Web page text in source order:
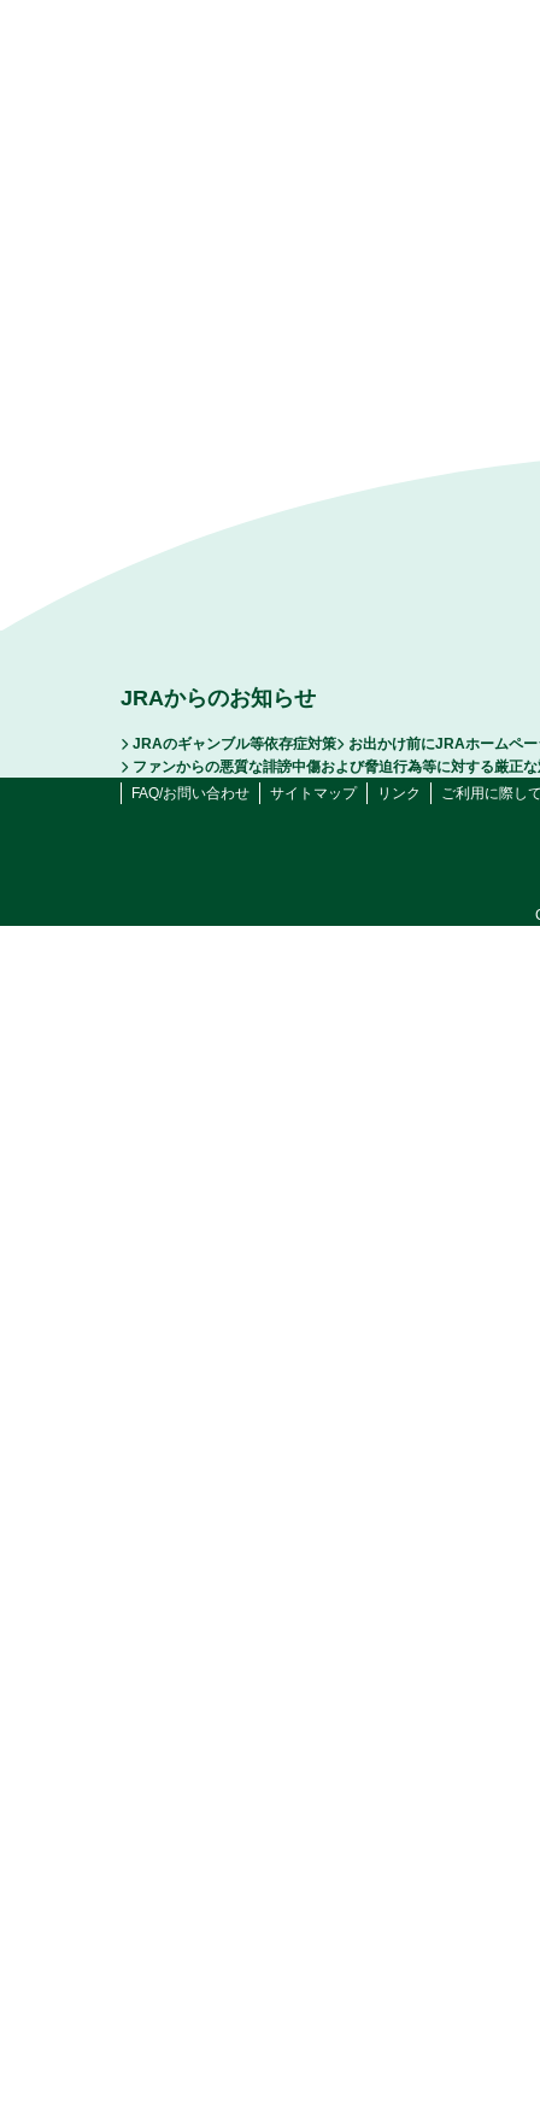
JRAからのお知らせ
JRAのギャンブル等依存症対策
お出かけ前にJRAホームペ
ファンからの悪質な誹謗中傷および脅迫行為等に対する厳正
FAQ/お問い合わせ
サイトマップ リンク ご利用に際し